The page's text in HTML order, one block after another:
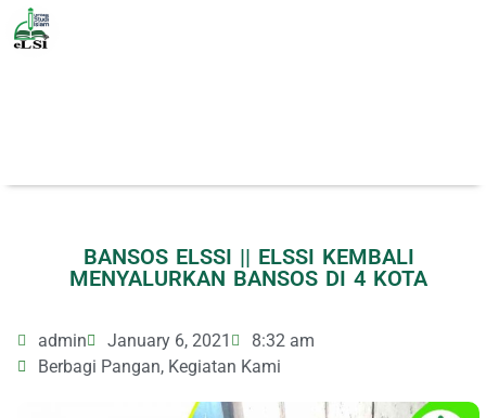
BANSOS ELSSI || ELSSI KEMBALI
MENYALURKAN BANSOS DI 4 KOTA
admin January 6, 2021
8:32 am
Berbagi Pangan, Kegiatan Kami